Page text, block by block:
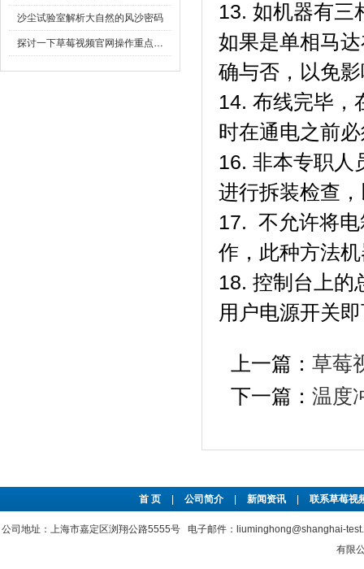
沙尘试验室解析大自然的风沙密码
探讨一下草莓视频官网操作重点是什么
13. 如机器有三
如果是单相马达
确与否，以免
14. 布线完毕
时在通电之前必
16. 非本专职人
进行拆装检查
17. 不允许将电
作，此种方法
18. 控制台上的
用户电源开关
上一篇： 草莓
下一篇： 温度
首 页 公司简介 新闻资讯 联系草莓视
公司地址：上海市嘉定区浏翔公路5555号 电子邮件：liuminghong@shanghai-
有限